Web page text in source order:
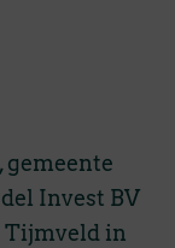
gemeente
Invest BV
Tijmveld in